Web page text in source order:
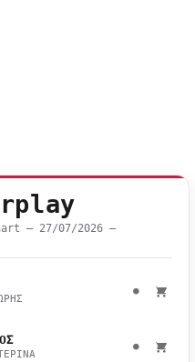
— 27/07/2026 –
●
●